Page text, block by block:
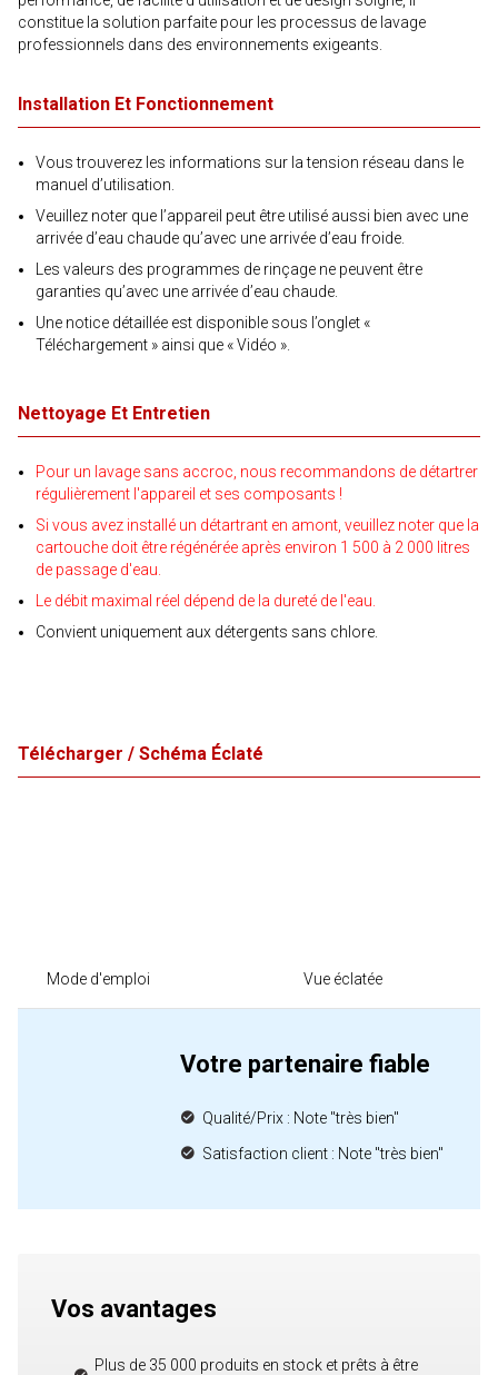
constitue la solution parfaite pour les processus de lavage
professionnels dans des environnements exigeants.
Installation Et Fonctionnement
Vous trouverez les informations sur la tension réseau dans le
manuel d’utilisation.
Veuillez noter que l’appareil peut être utilisé aussi bien avec une
arrivée d’eau chaude qu’avec une arrivée d’eau froide.
Les valeurs des programmes de rinçage ne peuvent être
garanties qu’avec une arrivée d’eau chaude.
Une notice détaillée est disponible sous l’onglet «
Téléchargement » ainsi que « Vidéo ».
Nettoyage Et Entretien
Pour un lavage sans accroc, nous recommandons de détartrer
régulièrement l'appareil et ses composants !
Si vous avez installé un détartrant en amont, veuillez noter que la
cartouche doit être régénérée après environ 1 500 à 2 000 litres
de passage d'eau.
Le débit maximal réel dépend de la dureté de l'eau.
Convient uniquement aux détergents sans chlore.
Télécharger / Schéma Éclaté
Mode d'emploi Vue éclatée
Votre partenaire fiable
Qualité/Prix : Note "très bien"
Satisfaction client : Note "très bien"
Vos avantages
Plus de 35 000 produits en stock et prêts à être